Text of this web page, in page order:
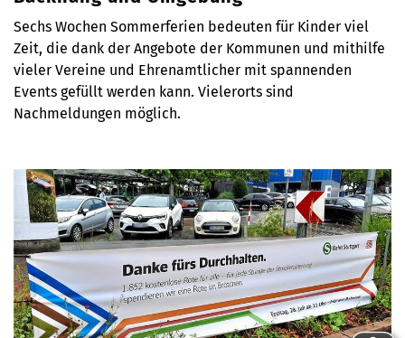
Sechs Wochen Sommerferien bedeuten für Kinder viel
Zeit, die dank der Angebote der Kommunen und mithilfe
vieler Vereine und Ehrenamtlicher mit spannenden
Events gefüllt werden kann. Vielerorts sind
Nachmeldungen möglich.